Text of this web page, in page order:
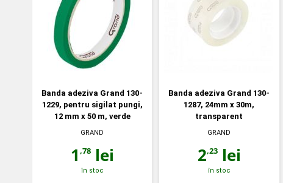
Banda adeziva Grand 130-
1229, pentru sigilat pungi,
12 mm x 50 m, verde
GRAND
1 ,78lei
în stoc
Banda adeziva Grand 130-
1287, 24mm x 30m,
transparent
GRAND
2,23lei
în stoc